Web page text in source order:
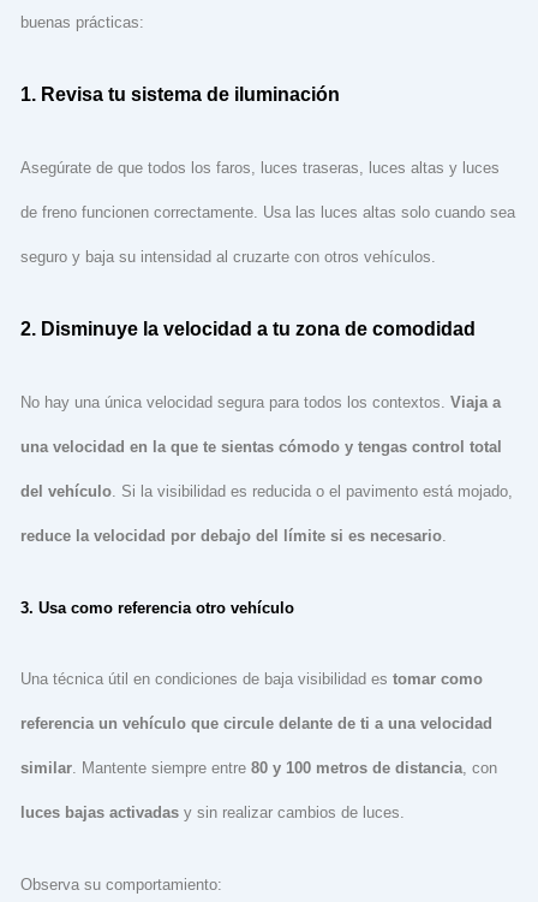
buenas prácticas:
1. Revisa tu sistema de iluminación
Asegúrate de que todos los faros, luces traseras, luces altas y luces
de freno funcionen correctamente. Usa las luces altas solo cuando sea
seguro y baja su intensidad al cruzarte con otros vehículos.
2. Disminuye la velocidad a tu zona de comodidad
No hay una única velocidad segura para todos los contextos.Viaja a
una velocidad en la que te sientas cómodo y tengas control total
del vehículo . Si la visibilidad es reducida o el pavimento está mojado,
reduce la velocidad por debajo del límite si es necesario
3. Usa como referencia otro vehículo
Una técnica útil en condiciones de baja visibilidad estomar como
referencia un vehículo que circule delante de ti a una velocidad
similar. Mantente siempre entre80 y 100 metros de distancia, con
luces bajas activadas y sin realizar cambios de luces.
Observa su comportamiento: